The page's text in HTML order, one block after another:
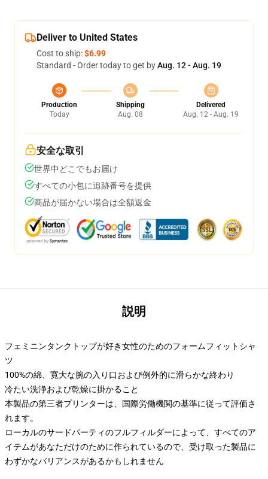
Deliver to United States
Cost to ship:$6.99
Standard - Order today to get byAug. 12 - Aug. 19
Production
Today
Shipping
Aug. 08
Delivered
Aug. 12 - Aug. 19
安全な取引
世界中どこでもお届け
すべての小包に追跡番号を提供
商品が届かない場合は全額返金
説明
フェミニンタンクトップが好き女性のためのフォームフィットシャ
ツ
100%の綿、寛大な腕の入り口および例外的に滑らかな終わり
冷たい洗浄および乾燥に掛かること
本製品の第三者プリンターは、国際労働機関の基準に従って評価さ
れます。
ローカルのサードパーティのフルフィルダーによって、すべてのア
イテムがあなただけのために作られているので、受け取った製品に
わずかなバリアンスがあるかもしれません